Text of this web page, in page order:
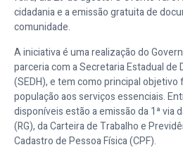
cidadania e a emissão gratuita de
comunidade.
A iniciativa é uma realização do
parceria com a Secretaria Estadual
(SEDH), e tem como principal objetivo
população aos serviços essenciais.
disponíveis estão a emissão da 1ª via
(RG), da Carteira de Trabalho e
Cadastro de Pessoa Física (CPF).